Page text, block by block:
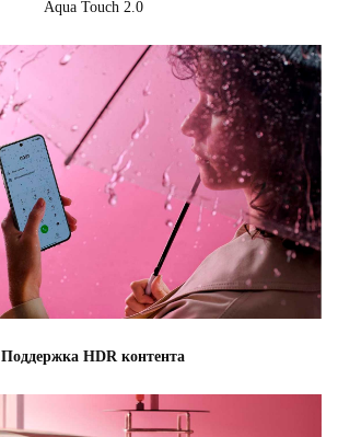
Aqua Touch 2.0
Поддержка HDR контента